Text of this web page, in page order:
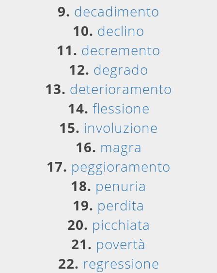
9. decadimento
10. declino
11. decremento
12. degrado
13. deterioramento
14. flessione
15. involuzione
16. magra
17. peggioramento
18. penuria
19. perdita
20. picchiata
21. povertà
22. regressione